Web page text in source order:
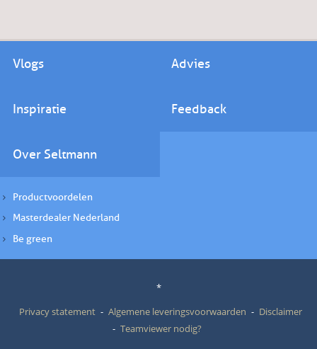
Vlogs Advies
Inspiratie Feedback
Over Seltmann
Productvoordelen
Masterdealer Nederland
Be green
*
Privacy statement
Algemene leveringsvoorwaarden
Disclaimer
Teamviewer nodig?